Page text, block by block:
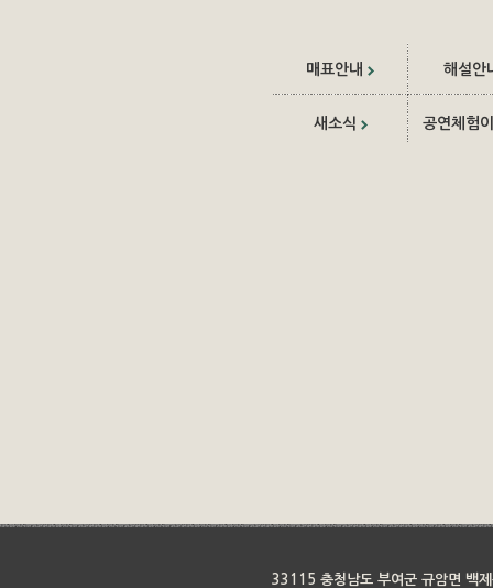
매표안내 해설안
새소식 공연체험
33115 충청남도 부여군 규암면 백